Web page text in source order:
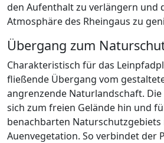
den Aufenthalt zu verlängern und
Atmosphäre des Rheingaus zu
Übergang zum
Charakteristisch für das
fließende Übergang vom
angrenzende Naturlandschaft.
sich zum freien Gelände hin und
benachbarten
Auenvegetation. So verbindet der